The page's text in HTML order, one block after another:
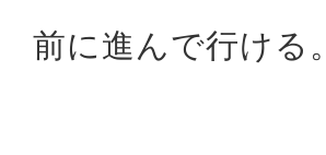
前に進んで行ける。